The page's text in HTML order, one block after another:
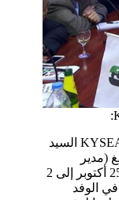
بدعوة من الحكومة الليبية، أوفدت منظمة KYSEARO السيد
(مدير
التصدير) للمشاركة في الاجتماعات الليبية من 25 أكتوبر إلى 2
في الوفد